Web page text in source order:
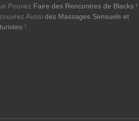
Pouvez Faire des Rencontres de Blacks !
Aussi des Massages Sensuels et
!